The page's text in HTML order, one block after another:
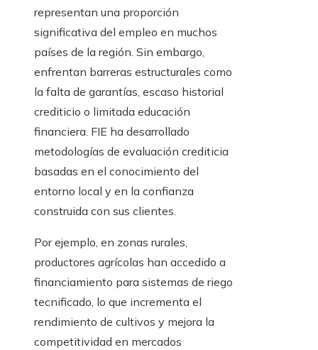
representan una proporción
significativa del empleo en muchos
países de la región. Sin embargo,
enfrentan barreras estructurales como
la falta de garantías, escaso historial
crediticio o limitada educación
financiera. FIE ha desarrollado
metodologías de evaluación crediticia
basadas en el conocimiento del
entorno local y en la confianza
construida con sus clientes.
Por ejemplo, en zonas rurales,
productores agrícolas han accedido a
financiamiento para sistemas de riego
tecnificado, lo que incrementa el
rendimiento de cultivos y mejora la
competitividad en mercados